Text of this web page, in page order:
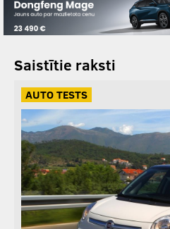
Saistītie raksti
AUTO TESTS